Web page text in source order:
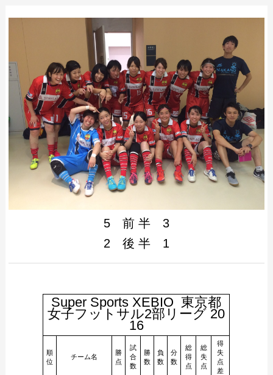
5 前 半 3
2 後 半 1
Super Sports XEBIO 東京都
女子フットサル2部リーグ 20
16
順
位
チーム名
勝
点
試
合
数
勝
数
負
数
分
数
総
得
点
総
失
点
得
失
点
差